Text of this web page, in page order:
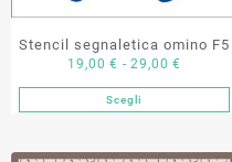
Stencil segnaletica omino F5
19,00€ - 29,00€
di
prezzo:
19,00 €
ScegliQuesto
ha